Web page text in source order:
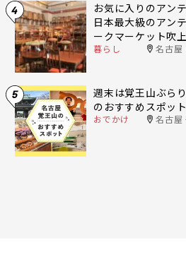
4
お気に入りのアン
日本最大級のアン
ークマーケット吹上
暮らし 名古屋
5
週末は覚王山ぶら
のおすすめスポッ
おでかけ 名古屋